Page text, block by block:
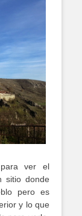
ver el
sitio donde
pero es
y lo que